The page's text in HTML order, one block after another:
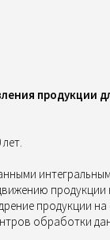
продукции
продукции
обработки